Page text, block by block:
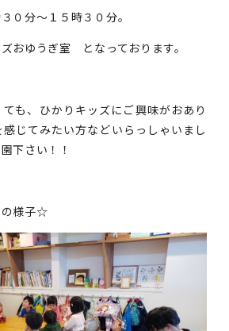
０分～１５時３０分。
おゆうぎ室 となっております。
も、ひかりキッズにご興味がおあり
じてみたい方などいらっしゃいまし
下さい！！
の様子☆